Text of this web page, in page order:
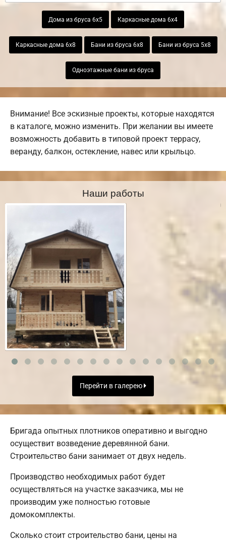
Дома из бруса 6х5 Каркасные дома 6х4
Каркасные дома 6х8 Бани из бруса 6х8 Бани из бруса 5х8
Одноэтажные бани из бруса
Внимание! Все эскизные проекты, которые находятся
в каталоге, можно изменить. При желании вы имеете
возможность добавить в типовой проект террасу,
веранду, балкон, остекление, навес или крыльцо.
Наши работы
Перейти в галерею
Бригада опытных плотников оперативно и выгодно
осуществит возведение деревянной бани.
Строительство бани занимает от двух недель.
Производство необходимых работ будет
осуществляться на участке заказчика, мы не
производим уже полностью готовые
домокомплекты.
Сколько стоит строительство бани, цены на